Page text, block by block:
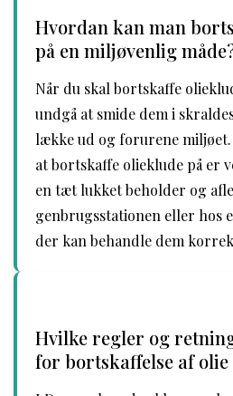
Hvordan kan man
på en miljøvenlig
Når du skal bortskaffe
undgå at smide dem i
lække ud og forurene
at bortskaffe olieklude på er
en tæt lukket beholder og
genbrugsstationen eller hos
der kan behandle dem
Hvilke regler og
for bortskaffelse af